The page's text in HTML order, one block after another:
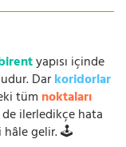
yapısı içinde
Darkoridorlar
tüm noktaları
ilerledikçe hata
hâle gelir. 🕹️